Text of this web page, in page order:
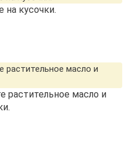
на кусочки.
растительное масло и